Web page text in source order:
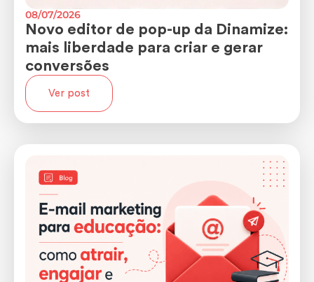
08/07/2026
Novo editor de pop-up da Dinamize:
mais liberdade para criar e gerar
conversões
Ver post